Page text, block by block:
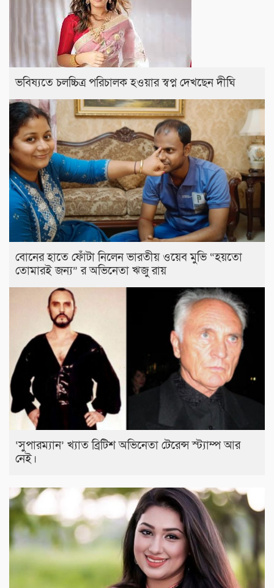
ভবিষ্যতে চলচ্চিত্র পরিচালক হওয়ার স্বপ্ন দেখছেন দীঘি
বোনের হাতে ফোঁটা নিলেন ভারতীয় ওয়েব মুভি “হয়তো
তোমারই জন্য” র অভিনেতা ঋজু রায়
‘সুপারম্যান’ খ্যাত ব্রিটিশ অভিনেতা টেরেন্স স্ট্যাম্প আর
নেই।